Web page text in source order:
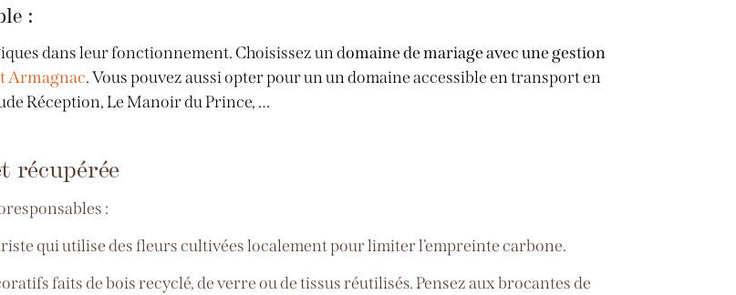
:
dans leur fonctionnement. Choisissez un domaine de mariage avec une gestion
Armagnac. Vous pouvez aussi opter pour un un domaine accessible en transport en
Réception, Le Manoir du Prince, …
récupérée
:
qui utilise des fleurs cultivées localement pour limiter l’empreinte carbone.
faits de bois recyclé, de verre ou de tissus réutilisés. Pensez aux brocantes de